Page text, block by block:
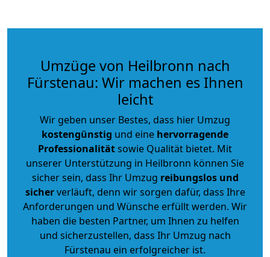
Umzüge von Heilbronn nach
Fürstenau: Wir machen es Ihnen
leicht
Wir geben unser Bestes, dass hier Umzug
kostengünstig und eine hervorragende
Professionalitätsowie Qualität bietet. Mit
unserer Unterstützung in Heilbronn können Sie
sicher sein, dass Ihr Umzug reibungslos und
sicherverläuft, denn wir sorgen dafür, dass Ihre
Anforderungen und Wünsche erfüllt werden. Wir
haben die besten Partner, um Ihnen zu helfen
und sicherzustellen, dass Ihr Umzug nach
Fürstenau ein erfolgreicher ist.